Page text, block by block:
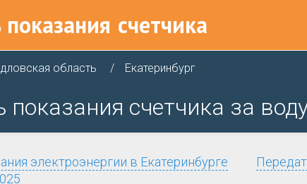
счетчика
область Екатеринбург
показания счетчика за
электроэнергии в Екатеринбурге